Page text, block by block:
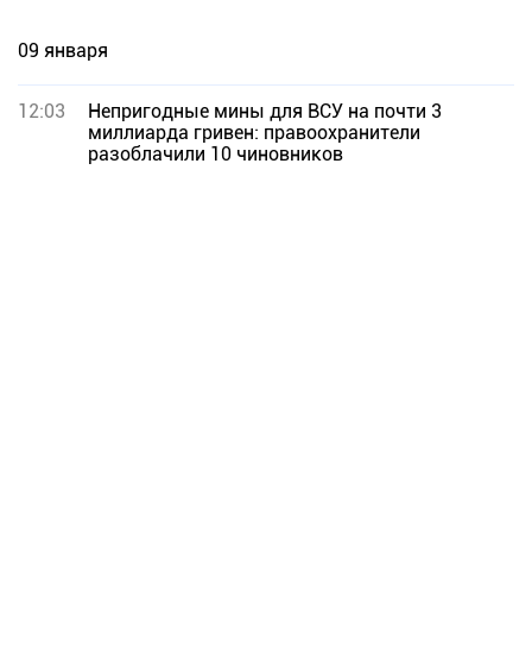
09 января
12:03
Непригодные мины для ВСУ на почти 3
миллиарда гривен: правоохранители
разоблачили 10 чиновников